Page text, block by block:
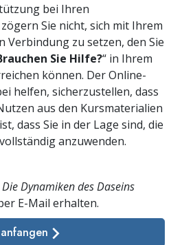
bei Ihren
Sie nicht, sich mit Ihrem
Verbindung zu setzen, den Sie
Sie Hilfe?“ in Ihrem
können. Der Online-
helfen, sicherzustellen, dass
aus den Kursmaterialien
dass Sie in der Lage sind, die
anzuwenden.
Die Dynamiken des Daseins
E-Mail erhalten.